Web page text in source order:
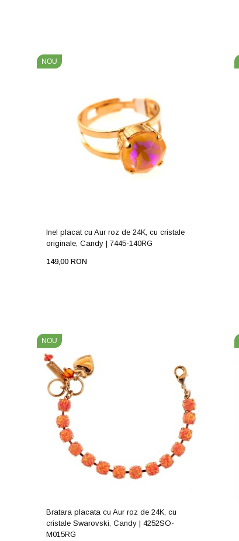
NOU
Inel placat cu Aur roz de 24K, cu cristale
originale, Candy | 7445-140RG
149,00 RON
NOU
Bratara placata cu Aur roz de 24K, cu
cristale Swarovski, Candy | 4252SO-
M015RG